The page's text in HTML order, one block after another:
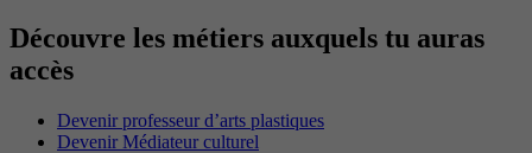
Découvre les métiers auxquels tu auras
accès
Devenir professeur d’arts plastiques
Devenir Médiateur culturel